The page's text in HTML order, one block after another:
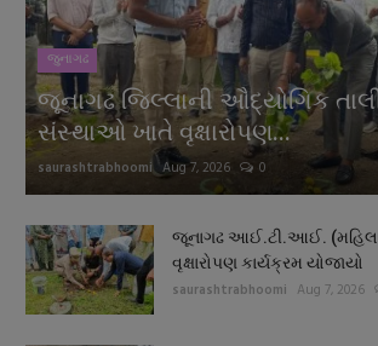
જુનાગઢ
જૂનાગઢ જિલ્લાની ઔદ્યોગિક
સંસ્થાઓ ખાતે વૃક્ષારોપણ...
saurashtrabhoomi Aug 7, 2026 0
જૂનાગઢ આઈ.ટી.આઈ.
વૃક્ષારોપણ કાર્યક્રમ યોજાયો
saurashtrabhoomi Aug 7, 2026